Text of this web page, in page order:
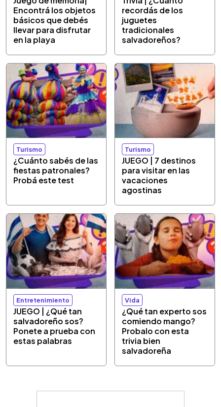
Encontrá los objetos
básicos que debés
llevar para disfrutar
en la playa
recordás de los
juguetes
tradicionales
salvadoreños?
Turismo
¿Cuánto sabés de las
fiestas patronales?
Probá este test
Turismo
JUEGO | 7 destinos
para visitar en las
vacaciones
agostinas
Entretenimiento
JUEGO | ¿Qué tan
salvadoreño sos?
Ponete a prueba con
estas palabras
Vida
¿Qué tan experto sos
comiendo mango?
Probalo con esta
trivia bien
salvadoreña